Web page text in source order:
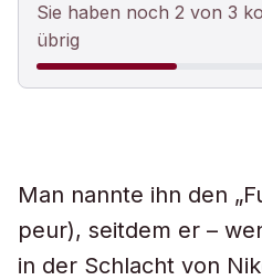
Sie haben noch 2 von 3
übrig
Man nannte ihn den
peur), seitdem er –
in der Schlacht von